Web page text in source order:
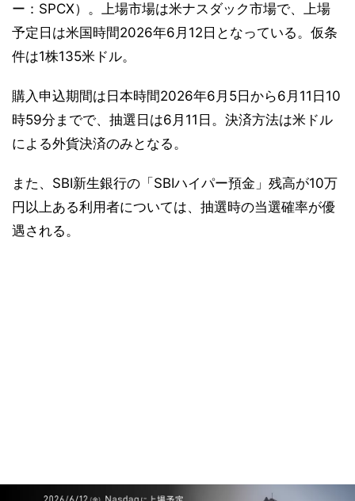
ー：SPCX）。上場市場は米ナスダック市場で、上場
予定日は米国時間2026年6月12日となっている。仮条
件は1株135米ドル。
購入申込期間は日本時間2026年6月5日から6月11日10
時59分までで、抽選日は6月11日。決済方法は米ドル
による外貨決済のみとなる。
また、SBI新生銀行の「SBIハイパー預金」残高が10万
円以上ある利用者については、抽選時の当選確率が優
遇される。